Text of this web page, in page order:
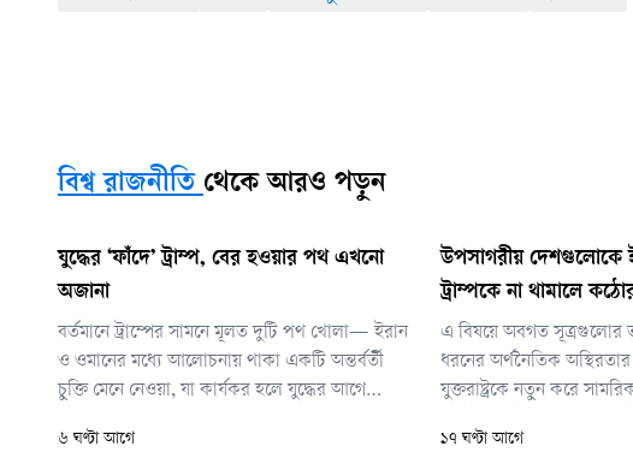
বিশ্ব রাজনীতি থেকে আরও পড়ুন
যুদ্ধের ‘ফাঁদে’ ট্রাম্প, বের হওয়ার পথ এখনো
অজানা
বর্তমানে ট্রাম্পের সামনে মূলত দুটি পথ খোলা— ইরান
ও ওমানের মধ্যে আলোচনায় থাকা একটি অন্তর্বর্তী
চুক্তি মেনে নেওয়া, যা কার্যকর হলে যুদ্ধের আগে
৬ ঘণ্টা আগে
উপসাগরীয় দেশগুলোকে
ট্রাম্পকে না থামালে
এ বিষয়ে অবগত সূত্রগুলোর
ধরনের অর্থনৈতিক
যুক্তরাষ্ট্রকে নতুন করে
১৭ ঘণ্টা আগে